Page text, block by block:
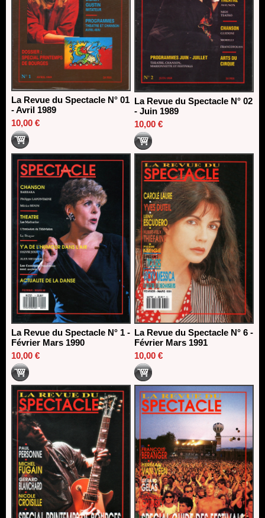
La Revue du Spectacle N° 01
- Avril 1989
10,00 €
La Revue du Spectacle N° 02
- Juin 1989
10,00 €
La Revue du Spectacle N° 1 -
Février Mars 1990
10,00 €
La Revue du Spectacle N° 6 -
Février Mars 1991
10,00 €